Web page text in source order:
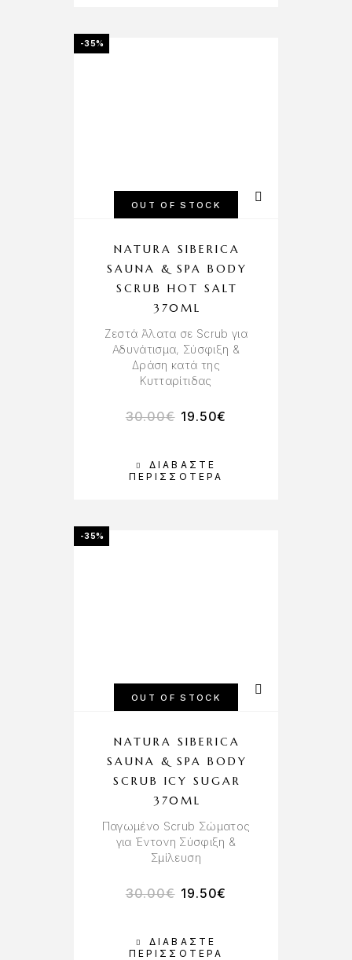
-35%
OUT OF STOCK
ΔΙΑΒΆΣΤΕ
ΠΕΡΙΣΣΌΤΕΡΑ
NATURA SIBERICA
SAUNA & SPA BODY
SCRUB HOT SALT
370ML
Ζεστά Άλατα σε Scrub για
Αδυνάτισμα, Σύσφιξη &
Δράση κατά της
Κυτταρίτιδας
30.00€ 19.50€
-35%
OUT OF STOCK
ΔΙΑΒΆΣΤΕ
ΠΕΡΙΣΣΌΤΕΡΑ
NATURA SIBERICA
SAUNA & SPA BODY
SCRUB ICY SUGAR
370ML
Παγωμένο Scrub Σώματος
για Έντονη Σύσφιξη &
Σμίλευση
30.00€ 19.50€